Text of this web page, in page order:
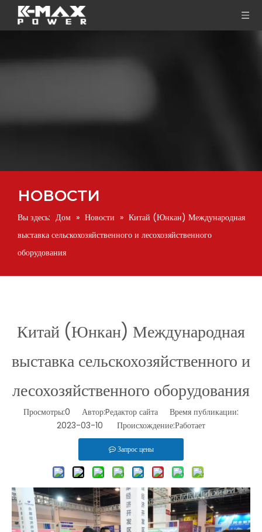
НОВОСТИ
Вы здесь: Дом » Новости » Китай (Юнкан) Международная
выставка сельскохозяйственного и лесохозяйственного
оборудования
Китай (Юнкан) Международная
выставка сельскохозяйственного и
лесохозяйственного оборудования
Просмотры:0 Автор:Pедактор сайта Время публикации:
2023-03-10 Происхождение:Работает
Запрос цены